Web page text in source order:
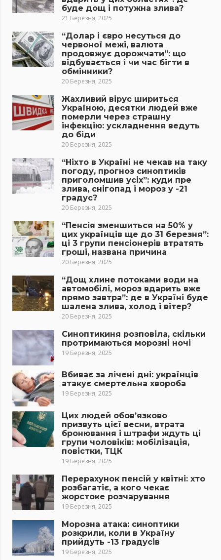
буде дощ і потужна злива?
21 Березня, 2025
“Долар і євро несуться до
червоної межі, валюта
продовжує дорожчати”: що
відбувається і чи час бігти в
обмінники?
20 Березня, 2025
Жахливий вірус шириться
Україною, десятки людей вже
померли через страшну
інфекцію: ускладнення ведуть
до біди
20 Березня, 2025
“Ніхто в Україні не чекав на таку
погоду, прогноз синоптиків
приголомшив усіх”: куди пре
злива, снігопад і мороз у -21
градус?
20 Березня, 2025
“Пенсія зменшиться на 50% у
цих українців ще до 31 березня”:
ці 3 групи пенсіонерів втратять
гроші, названа причина
20 Березня, 2025
“Дощ хлине потоками води на
автомобілі, мороз вдарить вже
прямо завтра”: де в Україні буде
шалена злива, холод і вітер?
20 Березня, 2025
Синоптикиня розповіла, скільки
протримаються морозні ночі
19 Березня, 2025
Вбиває за лічені дні: українців
атакує смертельна хвороба
19 Березня, 2025
Цих людей обов’язково
призвуть цієї весни, втрата
бронювання і штрафи ждуть ці
групи чоловіків: мобілізація,
повістки, ТЦК
19 Березня, 2025
Перерахунок пенсій у квітні: хто
розбагатіє, а кого чекає
жорстоке розчарування
19 Березня, 2025
Морозна атака: синоптики
розкрили, коли в Україну
прийдуть -13 градусів
19 Березня, 2025